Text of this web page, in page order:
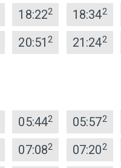
18:222 18:342
20:512 21:242
05:442 05:572
07:082 07:202